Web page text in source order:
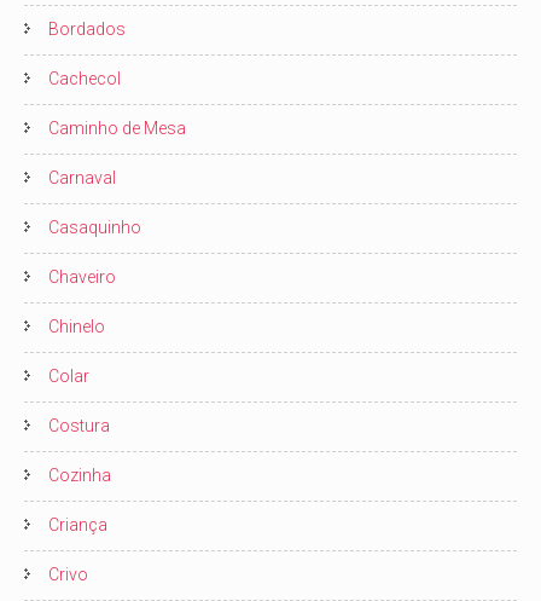
Bordados
Cachecol
Caminho de Mesa
Carnaval
Casaquinho
Chaveiro
Chinelo
Colar
Costura
Cozinha
Criança
Crivo